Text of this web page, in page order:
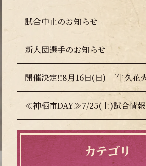
試合中止のお知らせ
新入団選手のお知らせ
≪神栖市DAY≫7/25(土)試合情報
カテゴリ